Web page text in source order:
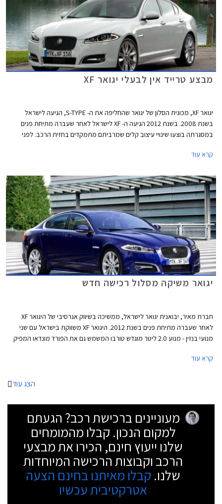
מבצע טרייד אין לבעלי יגואר XF
יגואר XF, מכונית הסלון של יגואר שהחליפה את ה- S-TYPE, הגיעה לישראל
בשנת 2008. בשנת 2012 הגיעה ה- XF לישראל לאחר שעברה מתיחת פנים
במסגרתה בוצעו שינויי עיצוב קלים שמרביתם מתמקדים בחזית הרכב. לפני
נפח שהחליפו את היצע המנועים המקומי שהתבסס בעיקר על שני מנועי דיזל.
יחידת כח המוכרת לנו מהפורד מונדאו בגרסת טיטניום. כמו כן משווקת ה- XF
בישראל עם מנוע 3.0 ליטר בנזין עם מגדש על המפיק 340 כ"ס.
קרא עוד
יגואר משיקה מסלול רכישה חדש
חברת מאיר, יבואנית יגואר לישראל, ממשיכה בשיווק אגרסיבי של היגואר XF
לאחר שעברה מתיחת פנים בשנת 2012. היגואר XF משווקת בישראל עם שני
מנועי בנזין - מנוע 2.0 ליטר מוגדש טורבו המשמש גם את הפורד מונדאו המפיק
קרא עוד
הצג עוד
מעוניינים ברכישת רכב? הגעתם
למקום הנכון. קבלו מהמומחים
שלנו ייעוץ חינם, הכירו את מבצעי
הרכב וקבוצות הרכישה המיוחדות
שלנו. קבלו מאיתנו בחינם הצעה
אטרקטיבית עכשיו